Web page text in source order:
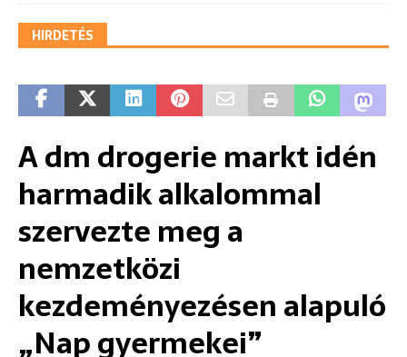
HIRDETÉS
A dm drogerie markt idén
harmadik alkalommal
szervezte meg a
nemzetközi
kezdeményezésen alapuló
„Nap gyermekei”